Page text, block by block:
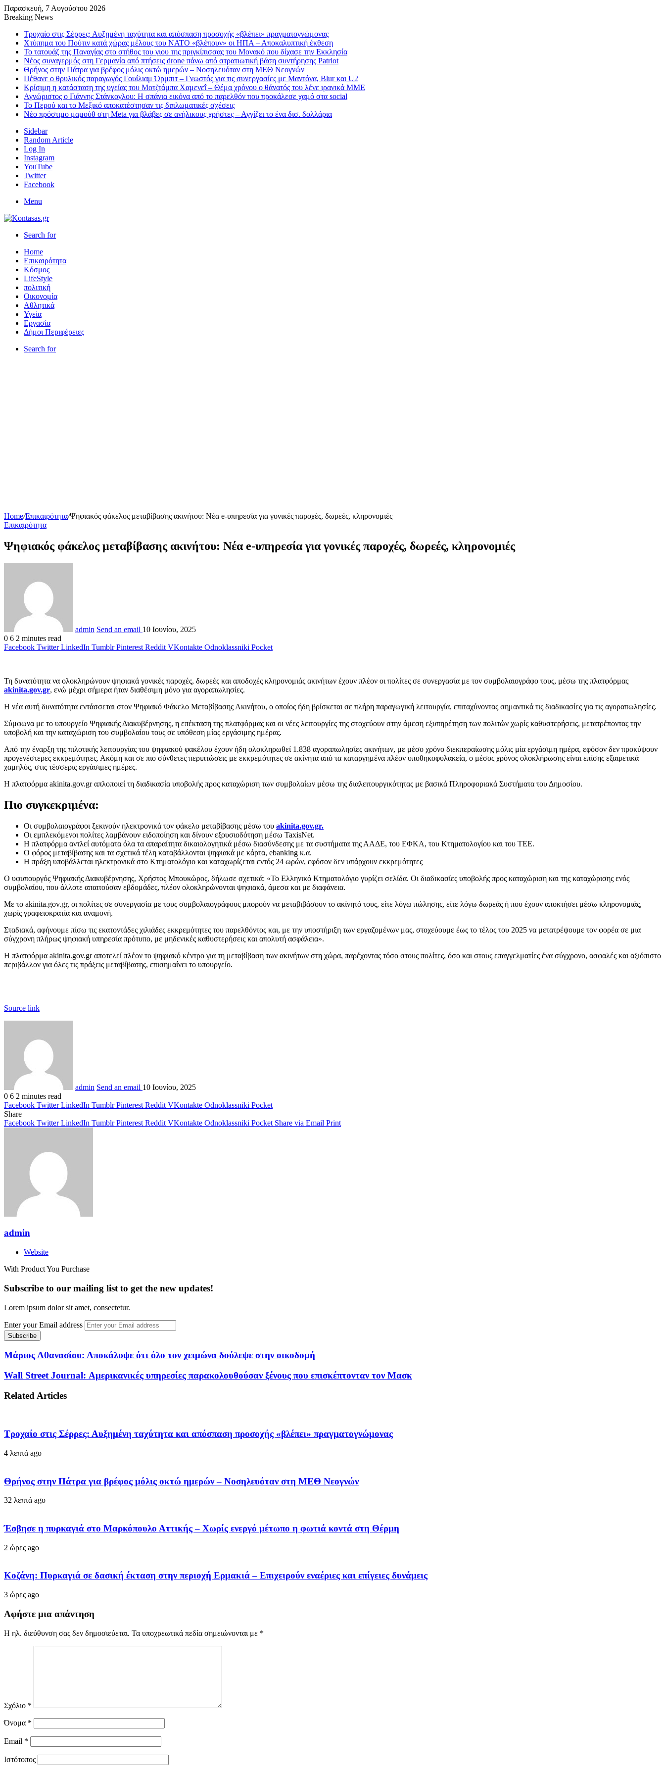
Παρασκευή, 7 Αυγούστου 2026
Breaking News
Τροχαίο στις Σέρρες: Αυξημένη ταχύτητα και απόσπαση προσοχής «βλέπει» πραγματογνώμονας
Χτύπημα του Πούτιν κατά χώρας μέλους του ΝΑΤΟ «βλέπουν» οι ΗΠΑ – Αποκαλυπτική έκθεση
Το τατουάζ της Παναγίας στο στήθος του γιου της πριγκίπισσας του Μονακό που δίχασε την Εκκλησία
Νέος συναγερμός στη Γερμανία από πτήσεις drone πάνω από στρατιωτική βάση συντήρησης Patriot
Θρήνος στην Πάτρα για βρέφος μόλις οκτώ ημερών – Νοσηλευόταν στη ΜΕΘ Νεογνών
Πέθανε ο θρυλικός παραγωγός Γουίλιαμ Όρμπιτ – Γνωστός για τις συνεργασίες με Μαντόνα, Blur και U2
Κρίσιμη η κατάσταση της υγείας του Μοτζτάμπα Χαμενεΐ – Θέμα χρόνου ο θάνατός του λένε ιρανικά ΜΜΕ
Αγνώριστος ο Γιάννης Στάνκογλου: Η σπάνια εικόνα από το παρελθόν που προκάλεσε χαμό στα social
Το Περού και το Μεξικό αποκατέστησαν τις διπλωματικές σχέσεις
Nέο πρόστιμο μαμούθ στη Meta για βλάβες σε ανήλικους χρήστες – Αγγίζει το ένα δισ. δολλάρια
Sidebar
Random Article
Log In
Instagram
YouTube
Twitter
Facebook
Menu
Search for
Home
Επικαιρότητα
Κόσμος
LifeStyle
πολιτική
Οικονομία
Αθλητικά
Υγεία
Εργασία
Δήμοι Περιφέρειες
Search for
Home/Επικαιρότητα/Ψηφιακός φάκελος μεταβίβασης ακινήτου: Nέα e-υπηρεσία για γονικές παροχές, δωρεές, κληρονομιές
Επικαιρότητα
Ψηφιακός φάκελος μεταβίβασης ακινήτου: Nέα e-υπηρεσία για γονικές παροχές, δωρεές, κληρονομιές
admin Send an email 10 Ιουνίου, 2025
0 6 2 minutes read
Facebook Twitter LinkedIn Tumblr Pinterest Reddit VKontakte Odnoklassniki Pocket
Τη δυνατότητα να ολοκληρώνουν ψηφιακά γονικές παροχές, δωρεές και αποδοχές κληρονομιάς ακινήτων έχουν πλέον οι πολίτες σε συνεργασία με τον συμβολαιογράφο τους, μέσω της πλατφόρμας
akinita.gov.gr, ενώ μέχρι σήμερα ήταν διαθέσιμη μόνο για αγοραπωλησίες.
Η νέα αυτή δυνατότητα εντάσσεται στον Ψηφιακό Φάκελο Μεταβίβασης Ακινήτου, ο οποίος ήδη βρίσκεται σε πλήρη παραγωγική λειτουργία, επιταχύνοντας σημαντικά τις διαδικασίες για τις αγοραπωλησίες.
Σύμφωνα με το υπουργείο Ψηφιακής Διακυβέρνησης, η επέκταση της πλατφόρμας και οι νέες λειτουργίες της στοχεύουν στην άμεση εξυπηρέτηση των πολιτών χωρίς καθυστερήσεις, μετατρέποντας την
υποβολή και την καταχώριση του συμβολαίου τους σε υπόθεση μίας εργάσιμης ημέρας.
Από την έναρξη της πιλοτικής λειτουργίας του ψηφιακού φακέλου έχουν ήδη ολοκληρωθεί 1.838 αγοραπωλησίες ακινήτων, με μέσο χρόνο διεκπεραίωσης μόλις μία εργάσιμη ημέρα, εφόσον δεν προκύψουν
προγενέστερες εκκρεμότητες. Ακόμη και σε πιο σύνθετες περιπτώσεις με εκκρεμότητες σε ακίνητα από τα καταργημένα πλέον υποθηκοφυλακεία, ο μέσος χρόνος ολοκλήρωσης είναι επίσης εξαιρετικά
χαμηλός, στις τέσσερις εργάσιμες ημέρες.
Η πλατφόρμα akinita.gov.gr απλοποιεί τη διαδικασία υποβολής προς καταχώριση των συμβολαίων μέσω της διαλειτουργικότητας με βασικά Πληροφοριακά Συστήματα του Δημοσίου.
Πιο συγκεκριμένα:
Οι συμβολαιογράφοι ξεκινούν ηλεκτρονικά τον φάκελο μεταβίβασης μέσω του akinita.gov.gr.
Οι εμπλεκόμενοι πολίτες λαμβάνουν ειδοποίηση και δίνουν εξουσιοδότηση μέσω TaxisNet.
Η πλατφόρμα αντλεί αυτόματα όλα τα απαραίτητα δικαιολογητικά μέσω διασύνδεσης με τα συστήματα της ΑΑΔΕ, του ΕΦΚΑ, του Κτηματολογίου και του ΤΕΕ.
Ο φόρος μεταβίβασης και τα σχετικά τέλη καταβάλλονται ψηφιακά με κάρτα, ebanking κ.α.
Η πράξη υποβάλλεται ηλεκτρονικά στο Κτηματολόγιο και καταχωρίζεται εντός 24 ωρών, εφόσον δεν υπάρχουν εκκρεμότητες
Ο υφυπουργός Ψηφιακής Διακυβέρνησης, Χρήστος Μπουκώρος, δήλωσε σχετικά: «Το Ελληνικό Κτηματολόγιο γυρίζει σελίδα. Οι διαδικασίες υποβολής προς καταχώριση και της καταχώρισης ενός
συμβολαίου, που άλλοτε απαιτούσαν εβδομάδες, πλέον ολοκληρώνονται ψηφιακά, άμεσα και με διαφάνεια.
Με το akinita.gov.gr, οι πολίτες σε συνεργασία με τους συμβολαιογράφους μπορούν να μεταβιβάσουν το ακίνητό τους, είτε λόγω πώλησης, είτε λόγω δωρεάς ή που έχουν αποκτήσει μέσω κληρονομιάς,
χωρίς γραφειοκρατία και αναμονή.
Σταδιακά, αφήνουμε πίσω τις εκατοντάδες χιλιάδες εκκρεμότητες του παρελθόντος και, με την υποστήριξη των εργαζομένων μας, στοχεύουμε έως το τέλος του 2025 να μετατρέψουμε τον φορέα σε μια
σύγχρονη πλήρως ψηφιακή υπηρεσία πρότυπο, με μηδενικές καθυστερήσεις και απολυτή ασφάλεια».
Η πλατφόρμα akinita.gov.gr αποτελεί πλέον το ψηφιακό κέντρο για τη μεταβίβαση των ακινήτων στη χώρα, παρέχοντας τόσο στους πολίτες, όσο και στους επαγγελματίες ένα σύγχρονο, ασφαλές και αξιόπιστο
περιβάλλον για όλες τις πράξεις μεταβίβασης, επισημαίνει το υπουργείο.
Source link
admin Send an email 10 Ιουνίου, 2025
0 6 2 minutes read
Facebook Twitter LinkedIn Tumblr Pinterest Reddit VKontakte Odnoklassniki Pocket
Share
Facebook Twitter LinkedIn Tumblr Pinterest Reddit VKontakte Odnoklassniki Pocket Share via Email Print
admin
Website
With Product You Purchase
Subscribe to our mailing list to get the new updates!
Lorem ipsum dolor sit amet, consectetur.
Enter your Email address
Μάριος Αθανασίου: Αποκάλυψε ότι όλο τον χειμώνα δούλεψε στην οικοδομή
Wall Street Journal: Αμερικανικές υπηρεσίες παρακολουθούσαν ξένους που επισκέπτονταν τον Μασκ
Related Articles
Τροχαίο στις Σέρρες: Αυξημένη ταχύτητα και απόσπαση προσοχής «βλέπει» πραγματογνώμονας
4 λεπτά ago
Θρήνος στην Πάτρα για βρέφος μόλις οκτώ ημερών – Νοσηλευόταν στη ΜΕΘ Νεογνών
32 λεπτά ago
Έσβησε η πυρκαγιά στο Μαρκόπουλο Αττικής – Χωρίς ενεργό μέτωπο η φωτιά κοντά στη Θέρμη
2 ώρες ago
Κοζάνη: Πυρκαγιά σε δασική έκταση στην περιοχή Ερμακιά – Επιχειρούν εναέριες και επίγειες δυνάμεις
3 ώρες ago
Αφήστε μια απάντηση
Η ηλ. διεύθυνση σας δεν δημοσιεύεται. Τα υποχρεωτικά πεδία σημειώνονται με *
Σχόλιο *
Όνομα *
Email *
Ιστότοπος